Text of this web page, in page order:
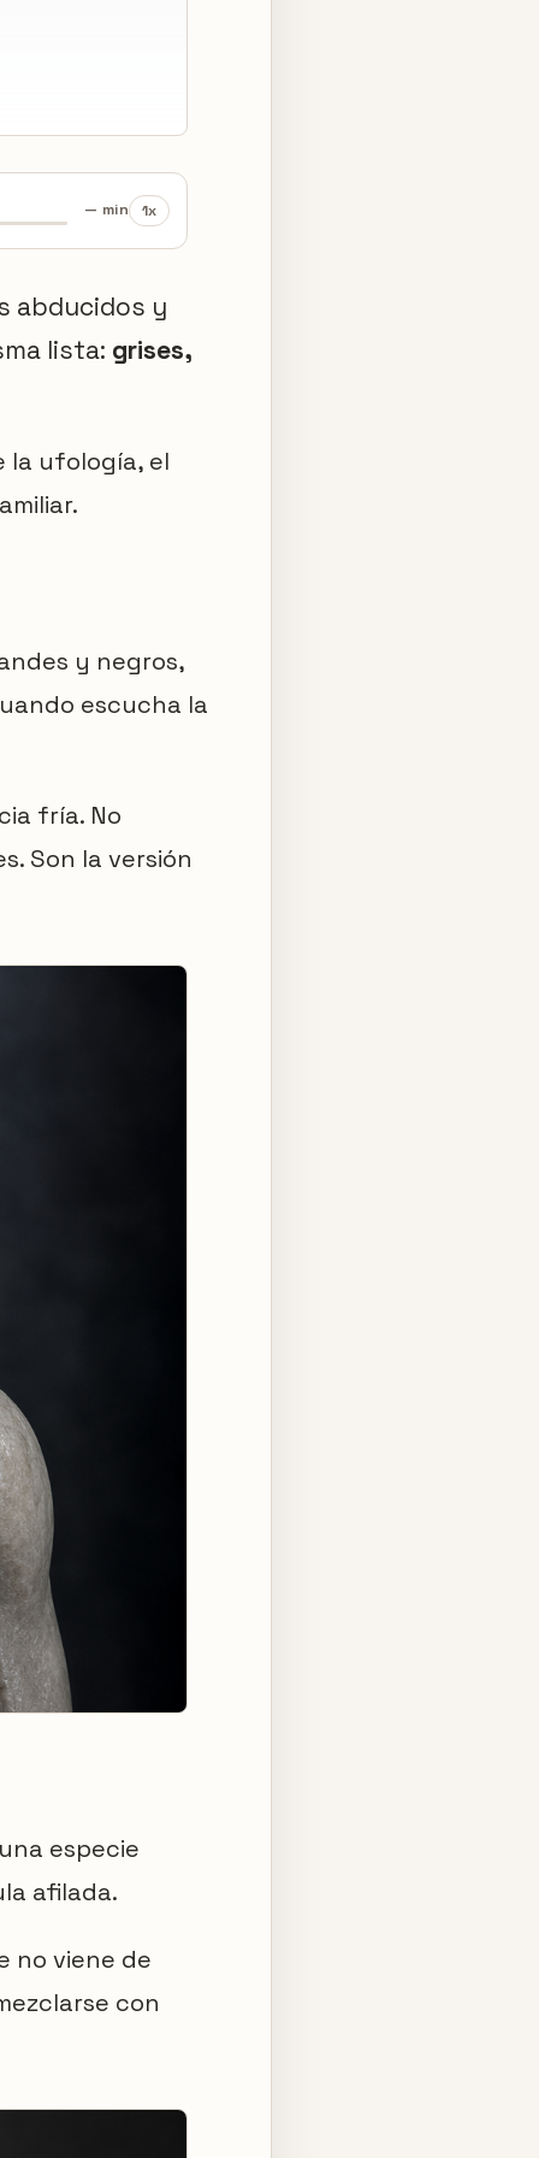
— min 1x
abducidos y
lista: grises,
la ufología, el
y negros,
escucha la
fría. No
Son la versión
especie
afilada.
no viene de
con